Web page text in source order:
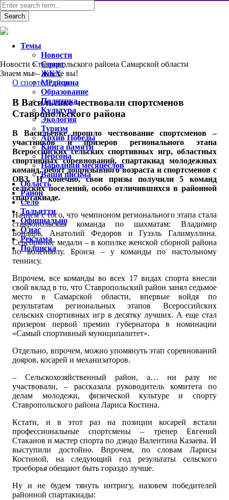
Новости Ставропольского района Самарской области
Знаем мы – знаете вы!
O спорте,Район
В Васильевке чествовали спортсменов
Ставропольского района
В Васильевке прошло чествование спортсменов –
участников и призеров регионального этапа
Всероссийских сельских спортивных игр, областных
спортивных соревнований, спартакиад молодежных
команд, ребят допризывного возраста и спортсменов с
ОВЗ. И конечно, свои призы получили 5 команд
сельских поселений, особо отличившихся в районной
спартакиаде.
Начнем с того, что чемпионом регионального этапа стала
ставропольская команда по шахматам: Владимир
Бондарь, Анатолий Федоров и Гузэль Галимуллина.
Серебряные медали – в копилке женской сборной района
по волейболу. Бронза – у команды по настольному
теннису.
Впрочем, все команды во всех 17 видах спорта внесли
свой вклад в то, что Ставропольский район занял седьмое
место в Самарской области, впервые войдя по
результатам региональных этапов Всероссийских
сельских спортивных игр в десятку лучших. А еще стал
призером первой премии губернатора в номинации
«Самый спортивный муниципалитет».
Отдельно, впрочем, можно упомянуть этап соревнований
дояров, косарей и механизаторов.
– Сельскохозяйственный район, а… ни разу не
участвовали, – рассказала руководитель комитета по
делам молодежи, физической культуре и спорту
Ставропольского района Лариса Костина.
Кстати, и в этот раз на позиции косарей встали
профессиональные спортсмены – тренер Евгений
Стаканов и мастер спорта по дзюдо Валентина Казаева. И
выступили достойно. Впрочем, по словам Ларисы
Костиной, на следующий год результаты сельского
троеборья обещают быть гораздо лучше.
Ну и не будем тянуть интригу, назовем победителей
районной спартакиады:
Темы
Новости
Спорт
ЖКХ
Медицина
Образование
Политика
Культура
Экология
Туризм
Архив Победы
Книга памяти
Персона
Народный месяцеслов
Ваши письма
Область
Район
Село
Тольятти
Официально
О нас
Реклама
Подписка